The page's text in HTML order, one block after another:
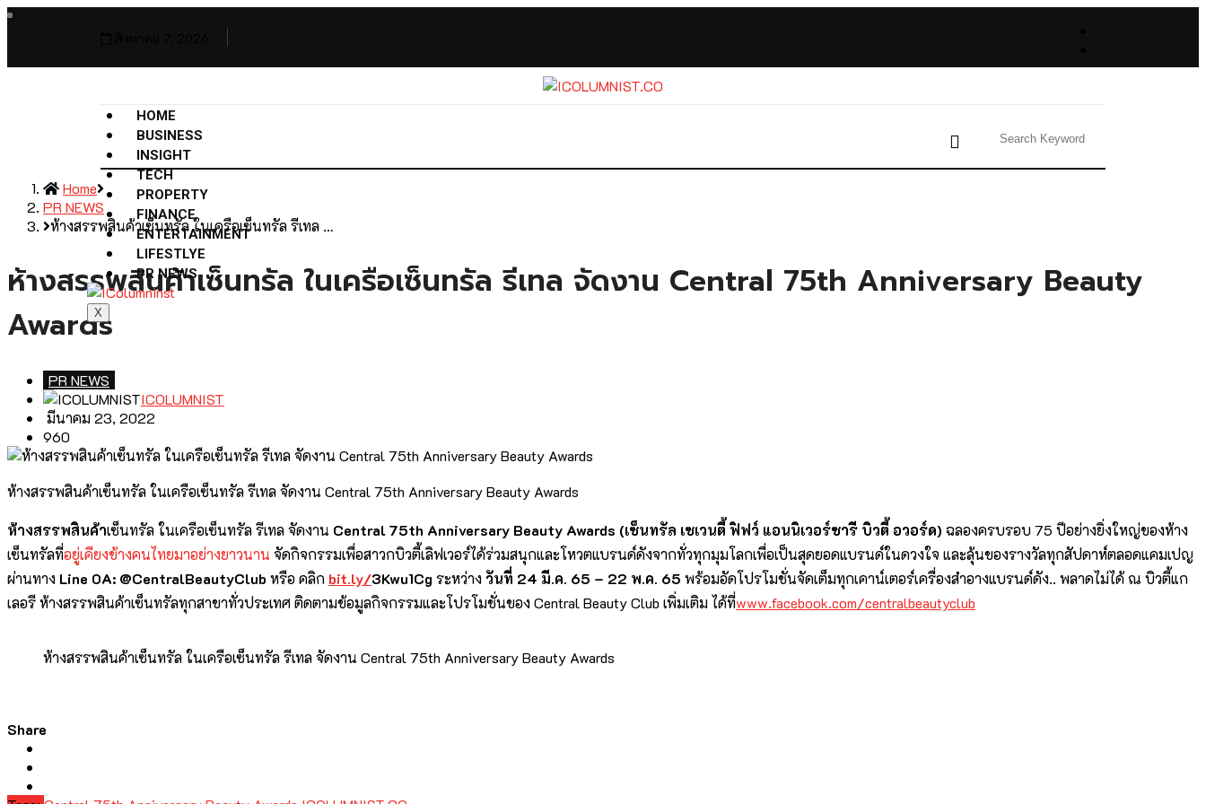
HOME
BUSINESS
INSIGHT
TECH
PROPERTY
FINANCE
ENTERTAINMENT
LIFESTLYE
PR NEWS
X
Home
PR NEWS
ห้างสรรพสินค้าเซ็นทรัล ในเครือเซ็นทรัล รีเทล …
ห้างสรรพสินค้าเซ็นทรัล ในเครือเซ็นทรัล รีเทล จัดงาน Central 75th Anniversary Beauty
Awards
PR NEWS
ICOLUMNIST
มีนาคม 23, 2022
960
ห้างสรรพสินค้าเซ็นทรัล ในเครือเซ็นทรัล รีเทล จัดงาน Central 75th Anniversary Beauty Awards
ห้างสรรพสินค้าเซ็นทรัล ในเครือเซ็นทรัล รีเทลจัดงาน Central75th Anniversary Beauty Awards (เซ็นทรัล เซเวนตี้ ฟิฟว์ แอนนิเวอร์ซารี บิวตี้ อวอร์ด) ฉลองครบรอบ 75 ปีอย่างยิ่งใหญ่ของห้าง
เซ็นทรัลที่อยู่เคียงข้างคนไทยมาอย่างยาวนาน จัดกิจกรรมเพื่อสาวกบิวตี้เลิฟเวอร์ได้ร่วมสนุกและโหวตแบรนด์ดังจากทั่วทุกมุมโลกเพื่อเป็นสุดยอดแบรนด์ในดวงใจ และลุ้นของรางวัลทุกสัปดาห์ตลอดแคมเปญ
ผ่านทาง Line OA: @CentralBeautyClub หรือ คลิก bit.ly/3Kwu1Cg ระหว่าง วันที่ 24 มี.ค. 65 – 22 พ.ค. 65 พร้อมอัดโปรโมชั่นจัดเต็มทุกเคาน์เตอร์เครื่องสำอางแบรนด์ดัง.. พลาดไม่ได้ ณ บิวตี้แก
เลอรี ห้างสรรพสินค้าเซ็นทรัลทุกสาขาทั่วประเทศ ติดตามข้อมูลกิจกรรมและโปรโมชั่นของCentral Beauty Club เพิ่มเติม ได้ที่www.facebook.com/centralbeautyclub
ห้างสรรพสินค้าเซ็นทรัล ในเครือเซ็นทรัล รีเทล จัดงาน Central 75th Anniversary Beauty Awards
Share